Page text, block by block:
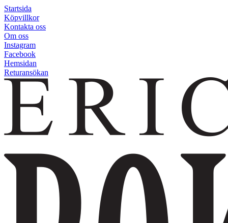
Startsida
Köpvillkor
Kontakta oss
Om oss
Instagram
Facebook
Hemsidan
Returansökan